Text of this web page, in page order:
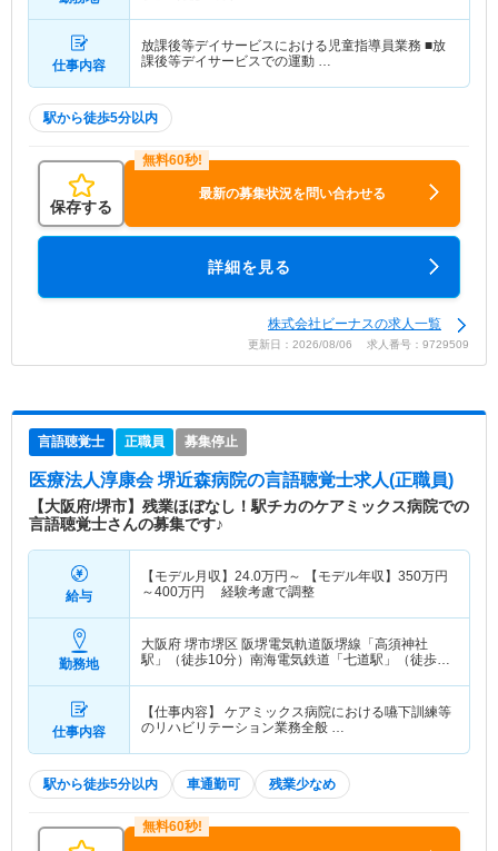
仕事内容
放課後等デイサービスにおける児童指導員業務 ■放
課後等デイサービスでの運動 …
駅から徒歩5分以内
保存する
最新の募集状況を問い合わせる
詳細を見る
株式会社ビーナスの求人一覧
更新日：2026/08/06 求人番号：9729509
言語聴覚士 正職員 募集停止
医療法人淳康会 堺近森病院の言語聴覚士求人(正職員)
【大阪府/堺市】残業ほぼなし！駅チカのケアミックス病院での
言語聴覚士さんの募集です♪
給与
【モデル月収】 24.0万円～ 【モデル年収】 350万円
～400万円 経験考慮で調整
勤務地
大阪府 堺市堺区 阪堺電気軌道阪堺線「高須神社
駅」（徒歩10分）南海電気鉄道「七道駅」（徒歩
仕事内容
【仕事内容】 ケアミックス病院における嚥下訓練等
のリハビリテーション業務全般 …
駅から徒歩5分以内 車通勤可 残業少なめ